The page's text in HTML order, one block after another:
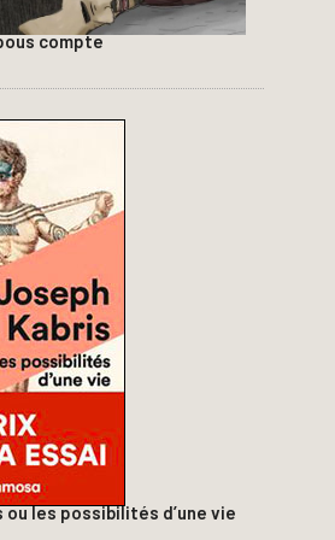
compte
les possibilités d’une vie